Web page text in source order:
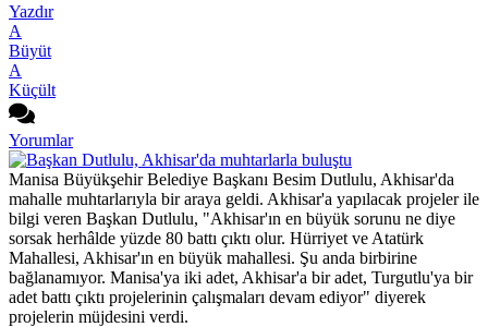
Yazdır
A
Büyüt
A
Küçült
Yorumlar
Manisa Büyükşehir Belediye Başkanı Besim Dutlulu, Akhisar'da
mahalle muhtarlarıyla bir araya geldi. Akhisar'a yapılacak projeler ile
bilgi veren Başkan Dutlulu, "Akhisar'ın en büyük sorunu ne diye
sorsak herhâlde yüzde 80 battı çıktı olur. Hürriyet ve Atatürk
Mahallesi, Akhisar'ın en büyük mahallesi. Şu anda birbirine
bağlanamıyor. Manisa'ya iki adet, Akhisar'a bir adet, Turgutlu'ya bir
adet battı çıktı projelerinin çalışmaları devam ediyor" diyerek
projelerin müjdesini verdi.